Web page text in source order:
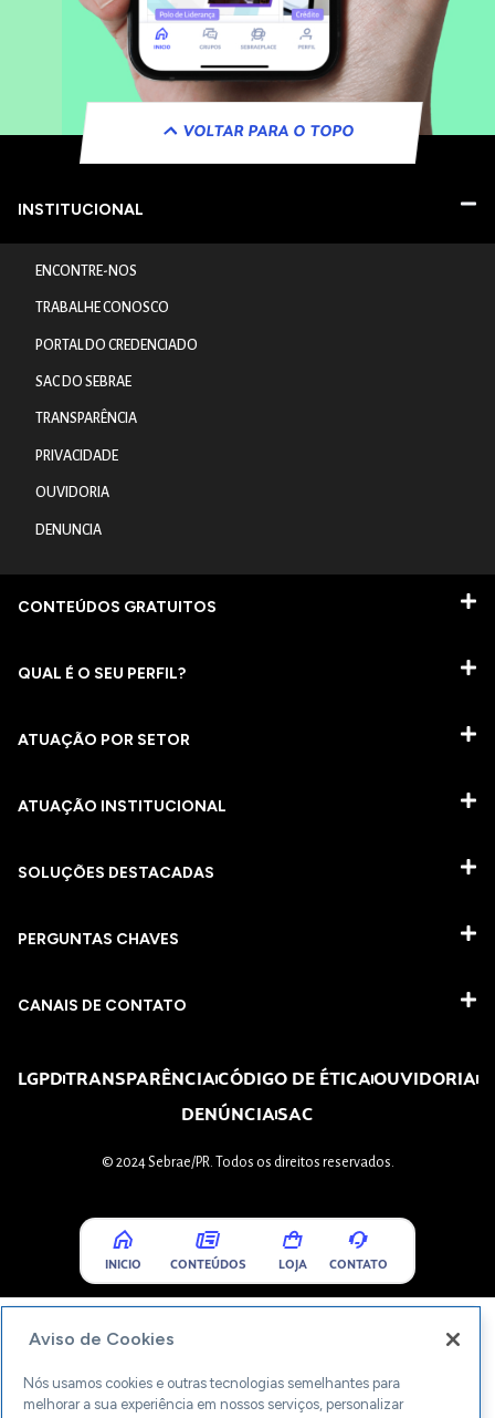
VOLTAR PARA O TOPO
INSTITUCIONAL
ENCONTRE-NOS
TRABALHE CONOSCO
PORTAL DO CREDENCIADO
SAC DO SEBRAE
TRANSPARÊNCIA
PRIVACIDADE
OUVIDORIA
DENUNCIA
CONTEÚDOS GRATUITOS
QUAL É O SEU PERFIL?
ATUAÇÃO POR SETOR
ATUAÇÃO INSTITUCIONAL
SOLUÇÕES DESTACADAS
PERGUNTAS CHAVES​
CANAIS DE CONTATO
LGPDTRANSPARÊNCIACÓDIGO DE ÉTICAOUVIDORIA
DENÚNCIASAC
© 2024 Sebrae/PR. Todos os direitos reservados.
INICIO CONTEÚDOS LOJA CONTATO
Aviso de Cookies
Nós usamos cookies e outras tecnologias semelhantes para
melhorar a sua experiência em nossos serviços, personalizar